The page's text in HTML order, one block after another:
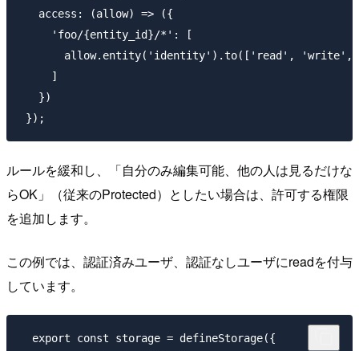
   access: (allow) => ({
     'foo/{entity_id}/*': [
allow.entity('identity').to(['read', 'write',
     ]
   })
ルールを緩和し、「自分のみ編集可能、他の人は見るだけな
らOK」（従来のProtected）としたい場合は、許可する権限
を追加します。
この例では、認証済みユーザ、認証なしユーザにreadを付与
しています。
  export const storage = defineStorage({